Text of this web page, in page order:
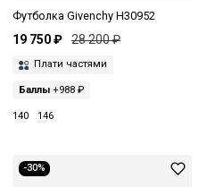
Футболка Givenchy H30952
19 750 ₽ 28 200 ₽
Плати частями
Баллы +988 ₽
140 146
-30%